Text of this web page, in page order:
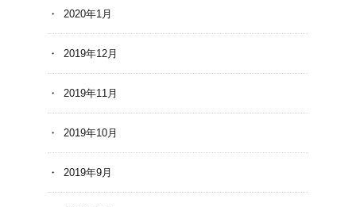
2020年1月
2019年12月
2019年11月
2019年10月
2019年9月